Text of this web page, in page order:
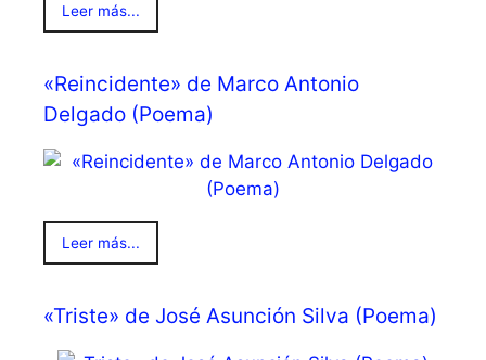
Leer más...
«Reincidente» de Marco Antonio
Delgado (Poema)
Leer más...
«Triste» de José Asunción Silva (Poema)